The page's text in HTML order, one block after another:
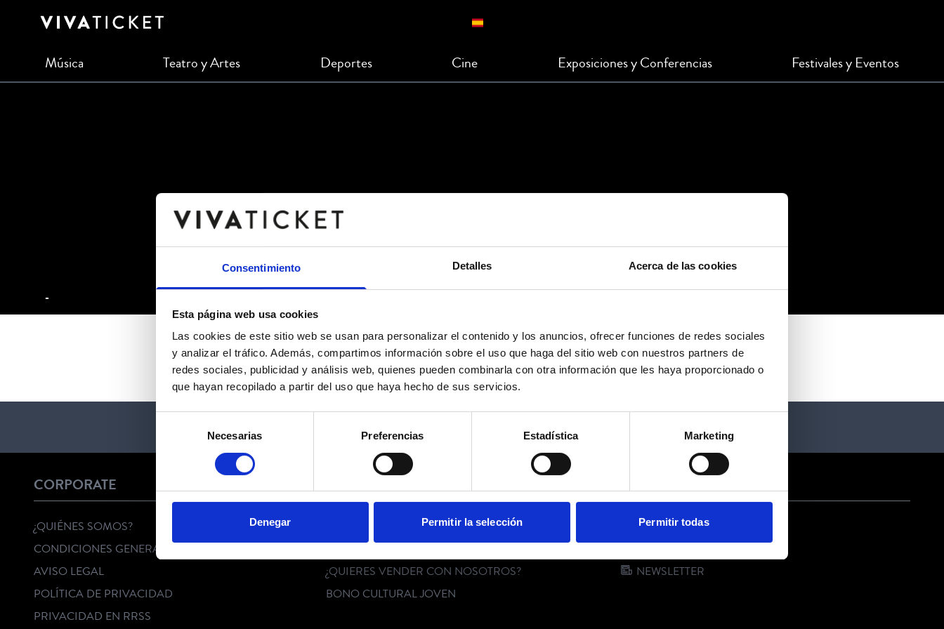
Consentimiento Detalles Acerca de las cookies
Esta página web usa cookies
Las cookies de este sitio web se usan para personalizar el contenido y los anuncios, ofrecer funciones de redes sociales
y analizar el tráfico. Además, compartimos información sobre el uso que haga del sitio web con nuestros partners de
redes sociales, publicidad y análisis web, quienes pueden combinarla con otra información que les haya proporcionado o
que hayan recopilado a partir del uso que haya hecho de sus servicios.
consentimiento
Necesarias Preferencias Estadística Marketing
Denegar Permitir la selección Permitir todas
Música Teatro y Artes Deportes Cine Exposiciones y Conferencias Festivales y Eventos
-
No hay eventos disponibles
CORPORATE
¿QUIÉNES SOMOS?
CONDICIONES GENERALES
AVISO LEGAL
POLÍTICA DE PRIVACIDAD
PRIVACIDAD EN RRSS
¿QUIERES VENDER CON NOSOTROS?
BONO CULTURAL JOVEN
EMAIL
NEWSLETTER